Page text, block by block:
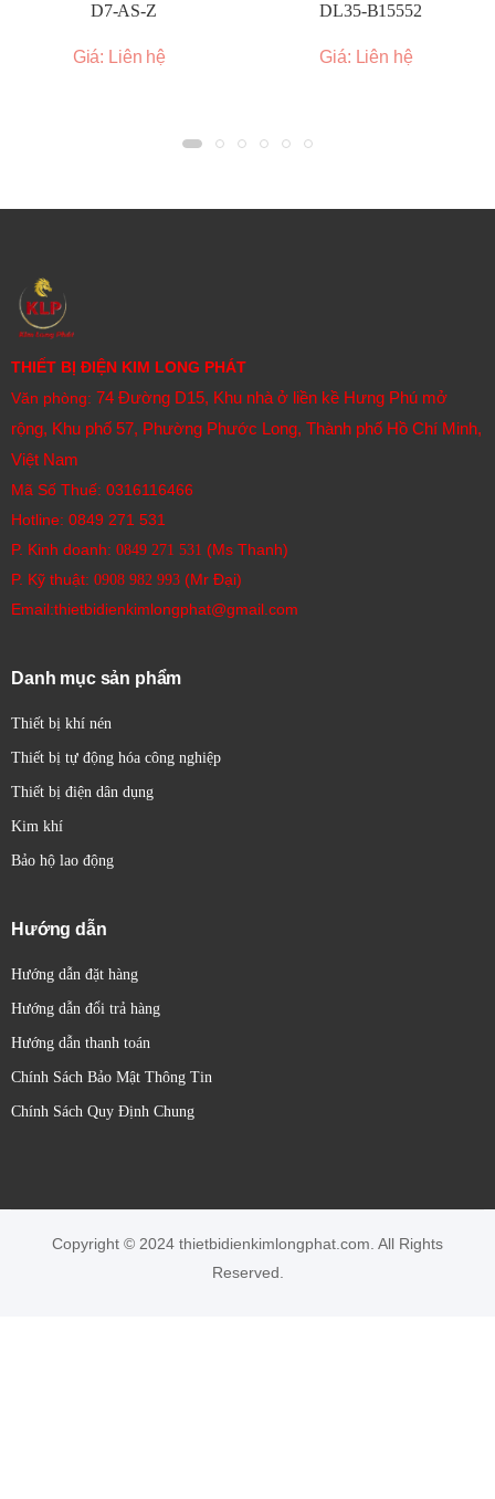
D7-AS-Z
Giá: Liên hệ
DL35-B15552
Giá: Liên hệ
THIẾT BỊ ĐIỆN KIM LONG PHÁT
Văn phòng: 74 Đường D15, Khu nhà ở liền kề Hưng Phú mở
rộng, Khu phố 57, Phường Phước Long, Thành phố Hồ Chí Minh,
Việt Nam
Mã Số Thuế: 0316116466
Hotline: 0849 271 531
P. Kinh doanh: 0849 271 531 (Ms Thanh)
P. Kỹ thuật: 0908 982 993​ (Mr Đại)
Email:thietbidienkimlongphat@gmail.com
Danh mục sản phẩm
Thiết bị khí nén
Thiết bị tự động hóa công nghiệp
Thiết bị điện dân dụng
Kim khí
Bảo hộ lao động
Hướng dẫn
Hướng dẫn đặt hàng
Hướng dẫn đổi trả hàng
Hướng dẫn thanh toán
Chính Sách Bảo Mật Thông Tin
Chính Sách Quy Định Chung
Copyright © 2024 thietbidienkimlongphat.com. All Rights
Reserved.